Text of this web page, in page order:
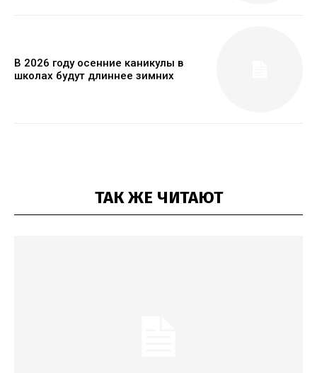
В 2026 году осенние каникулы в
школах будут длиннее зимних
ТАК ЖЕ ЧИТАЮТ